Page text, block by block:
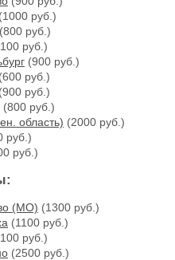
(1000 руб.)
(800 руб.)
руб.)
(900 руб.)
(600 руб.)
(900 руб.)
(800 руб.)
область) (2000 руб.)
руб.)
руб.)
(МО) (1300 руб.)
(1100 руб.)
руб.)
(2500 руб.)